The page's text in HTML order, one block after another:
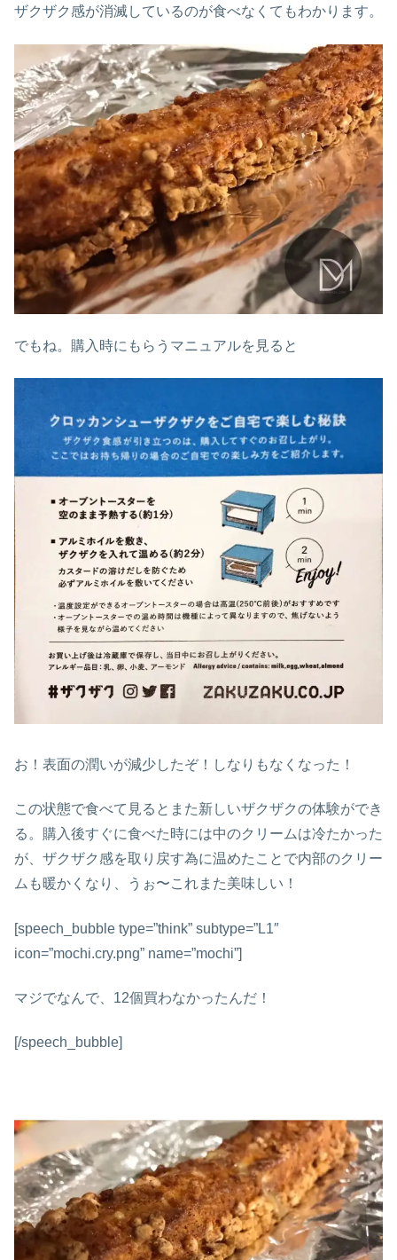
ザクザク感が消滅しているのが食べなくてもわかります。
でもね。購入時にもらうマニュアルを見ると
お！表面の潤いが減少したぞ！しなりもなくなった！
この状態で食べて見るとまた新しいザクザクの体験ができ
る。購入後すぐに食べた時には中のクリームは冷たかった
が、ザクザク感を取り戻す為に温めたことで内部のクリー
ムも暖かくなり、うぉ〜これまた美味しい！
[speech_bubble type=”think” subtype=”L1″
icon=”mochi.cry.png” name=”mochi”]
マジでなんで、12個買わなかったんだ！
[/speech_bubble]